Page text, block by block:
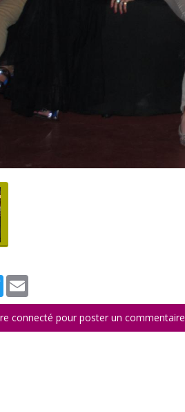
TwitterEmail
connecté pour poster un commentaire